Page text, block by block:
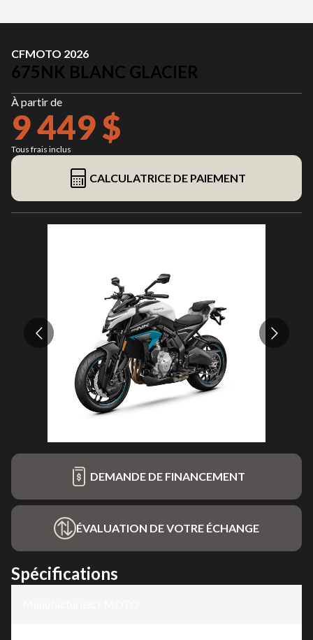
CFMOTO 2026
675NK BLANC GLACIER
À partir de
9 449 $
Tous frais inclus
CALCULATRICE DE PAIEMENT
DEMANDE DE FINANCEMENT
ÉVALUATION DE VOTRE ÉCHANGE
Spécifications